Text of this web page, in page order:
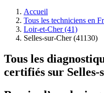
Accueil
Tous les techniciens en
Loir-et-Cher (41)
Selles-sur-Cher (41130)
Tous les
certifiés sur Selles-